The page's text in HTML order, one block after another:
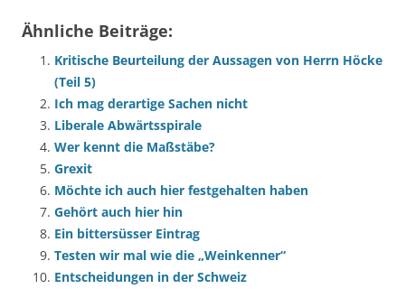
Ähnliche Beiträge:
Kritische Beurteilung der Aussagen von Herrn Höcke
(Teil 5)
Ich mag derartige Sachen nicht
Liberale Abwärtsspirale
Wer kennt die Maßstäbe?
Grexit
Möchte ich auch hier festgehalten haben
Gehört auch hier hin
Ein bittersüsser Eintrag
Testen wir mal wie die „Weinkenner“
Entscheidungen in der Schweiz